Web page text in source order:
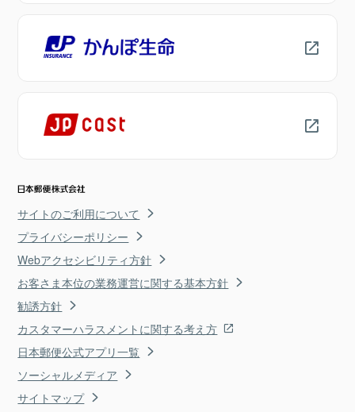
サイトのご利用について
プライバシーポリシー
Webアクセシビリティ方針
お客さま本位の業務運営に関する基本方針
勧誘方針
カスタマーハラスメントに関する考え方
日本郵便公式アプリ一覧
ソーシャルメディア
サイトマップ